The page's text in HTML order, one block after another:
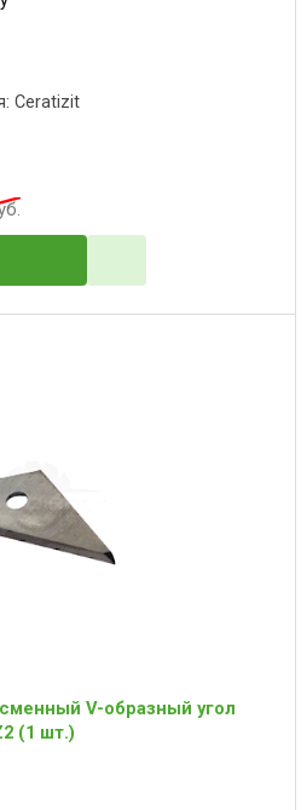
Ceratizit
V-образный угол
(1 шт.)